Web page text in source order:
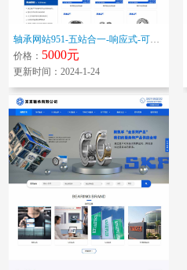
轴承网站951-五站合一-响应式-可变更色调
价格： 5000元
更新时间：2024-1-24